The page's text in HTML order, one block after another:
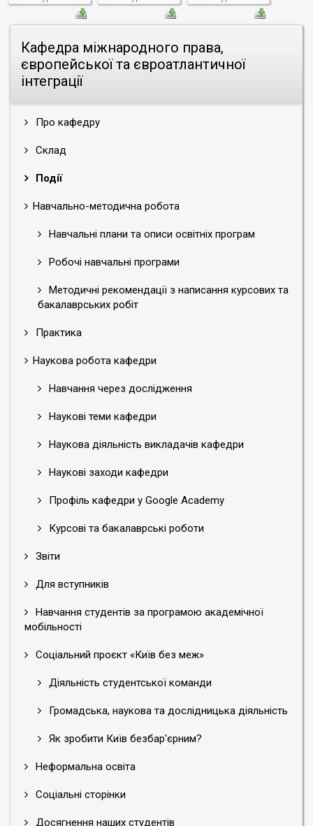
Кафедра міжнародного права,
європейської та євроатлантичної
інтеграції
Про кафедру
Склад
Події
Навчально-методична робота
Навчальні плани та описи освітніх програм
Робочі навчальні програми
Методичні рекомендації з написання курсових та
бакалаврських робіт
Практика
Наукова робота кафедри
Навчання через дослідження
Наукові теми кафедри
Наукова діяльність викладачів кафедри
Наукові заходи кафедри
Профіль кафедри у Google Academy
Курсові та бакалаврські роботи
Звіти
Для вступників
Навчання студентів за програмою академічної
мобільності
Соціальний проєкт «Київ без меж»
Діяльність студентської команди
Громадська, наукова та дослідницька діяльність
Як зробити Київ безбар'єрним?
Неформальна освіта
Соціальні сторінки
Досягнення наших студентів